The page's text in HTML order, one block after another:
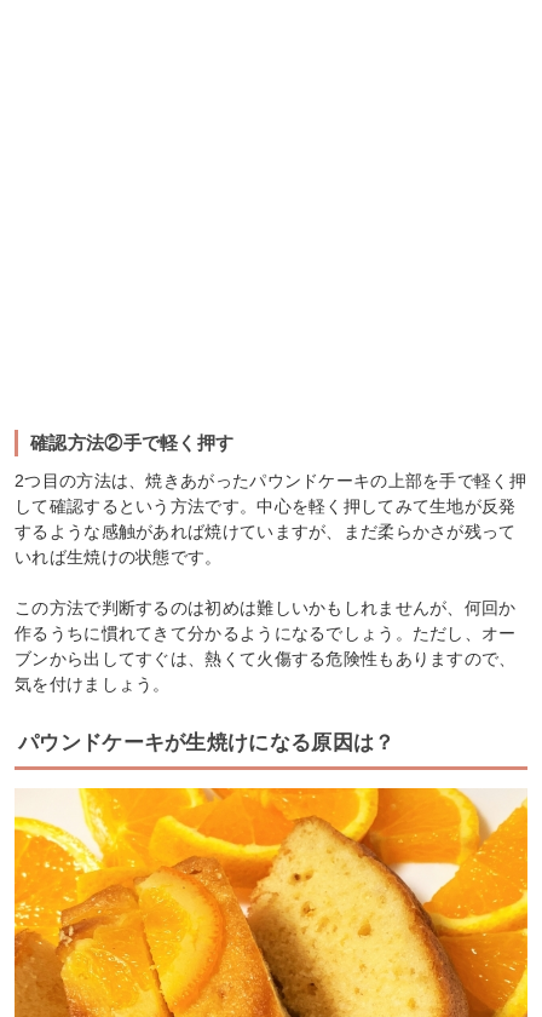
確認方法②手で軽く押す
2つ目の方法は、焼きあがったパウンドケーキの上部を手で軽く押
して確認するという方法です。中心を軽く押してみて生地が反発
するような感触があれば焼けていますが、まだ柔らかさが残って
いれば生焼けの状態です。
この方法で判断するのは初めは難しいかもしれませんが、何回か
作るうちに慣れてきて分かるようになるでしょう。ただし、オー
ブンから出してすぐは、熱くて火傷する危険性もありますので、
気を付けましょう。
パウンドケーキが生焼けになる原因は？